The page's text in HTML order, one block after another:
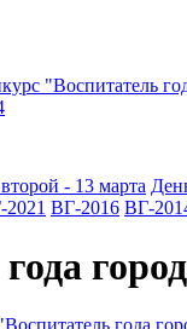
"Воспитатель
- 13 марта
ВГ-2016 ВГ-